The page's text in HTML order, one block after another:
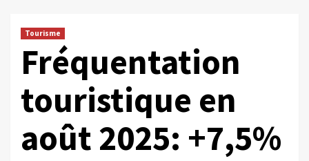
Tourisme
Fréquentation
touristique en
août 2025: +7,5%